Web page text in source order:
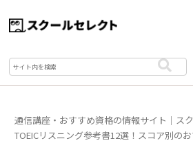
通信講座・おすすめ資格の情報サイト｜ス
TOEICリスニング参考書12選！スコア別の